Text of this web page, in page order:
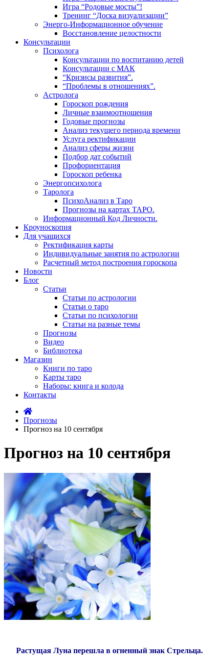
Игра “Родовые мосты”!
Тренинг “Доска визуализации”
Энерго-Информационное обучение
Восстановление целостности
Консультации
Психолога
Консультации по воспитанию детей
Консультации с МАК
“Кризисы развития”.
“Проблемы в отношениях”.
Астролога
Гороскоп рождения
Личные взаимоотношения
Годовые прогнозы
Анализ текущего периода времени
Услуга ректификации
Анализ сферы жизни
Подбор дат событий
Профориентация
Гороскоп ребенка
Энергопсихолога
Таролога
ПсихоАнализ в Таро
Прогнозы на картах ТАРО.
Информационный Код Личности.
Кроуноскопия
Для учащихся
Ректификация карты
Индивидуальные занятия по астрологии
Расчетный метод построения гороскопа
Новости
Блог
Статьи
Статьи по астрологии
Статьи о таро
Статьи по психологии
Статьи на разные темы
Прогнозы
Видео
Библиотека
Магазин
Книги по таро
Карты таро
Наборы: книга и колода
Контакты
Прогнозы
Прогноз на 10 сентября
Прогноз на 10 сентября
Растущая Луна перешла в огненный знак Стрельца.